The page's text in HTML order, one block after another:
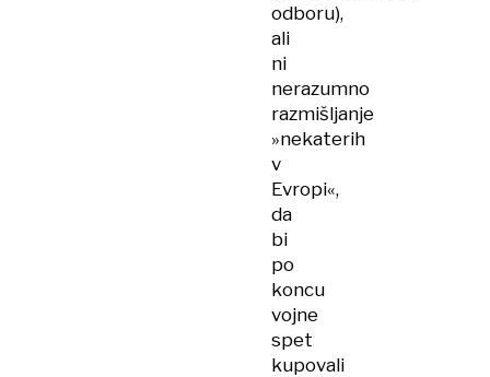
odboru),
ali
ni
nerazumno
razmišljanje
»nekaterih
v
Evropi«,
da
bi
po
koncu
vojne
spet
kupovali